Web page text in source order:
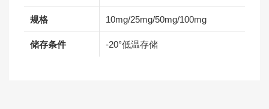
规格 10mg/25mg/50mg/100mg
储存条件 -20°低温存储